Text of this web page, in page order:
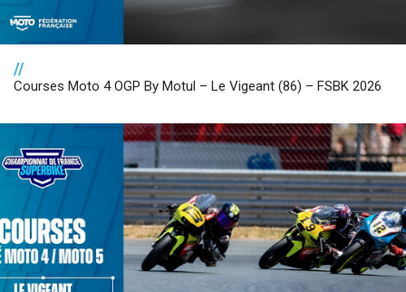
//
Courses Moto 4 OGP By Motul – Le Vigeant (86) – FSBK 2026